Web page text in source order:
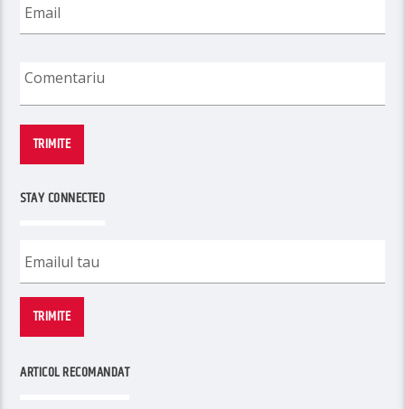
TRIMITE
STAY CONNECTED
TRIMITE
ARTICOL RECOMANDAT